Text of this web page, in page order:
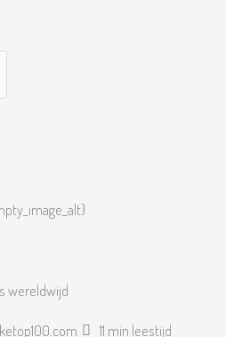
wereldwijd
11 min leestijd